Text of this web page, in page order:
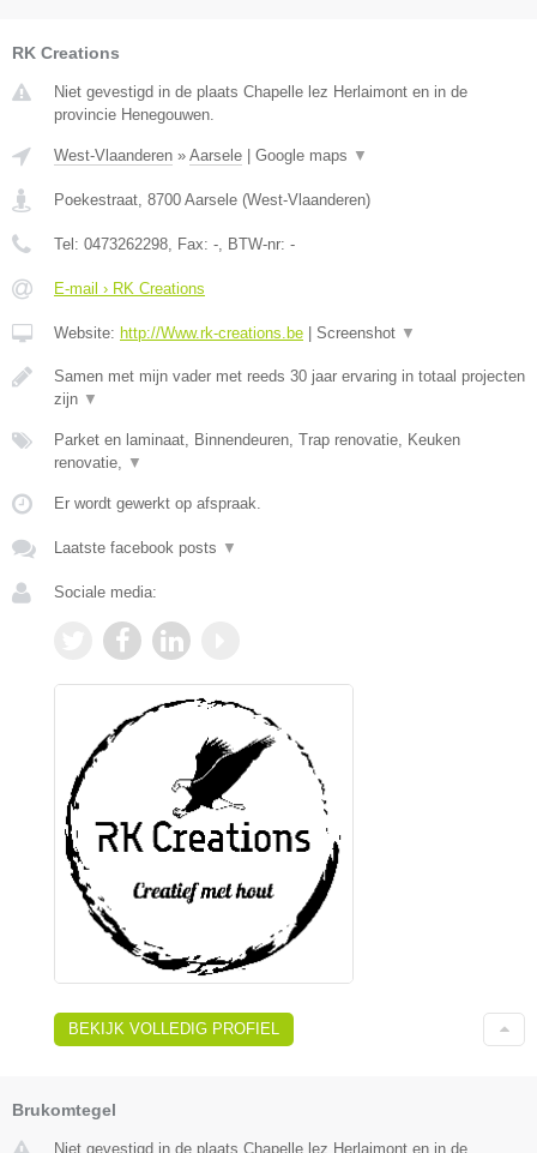
RK Creations
Niet gevestigd in de plaats Chapelle lez Herlaimont en in de
provincie Henegouwen.
West-Vlaanderen » Aarsele Google maps ▼
Poekestraat, 8700 Aarsele (West-Vlaanderen)
Tel: 0473262298, Fax: -, BTW-nr: -
E-mail › RK Creations
Website: http://Www.rk-creations.be Screenshot ▼
Samen met mijn vader met reeds 30 jaar ervaring in totaal projecten
zijn ▼
Parket en laminaat, Binnendeuren, Trap renovatie, Keuken
renovatie, ▼
Er wordt gewerkt op afspraak.
Laatste facebook posts ▼
Sociale media:
BEKIJK VOLLEDIG PROFIEL
Brukomtegel
Niet gevestigd in de plaats Chapelle lez Herlaimont en in de